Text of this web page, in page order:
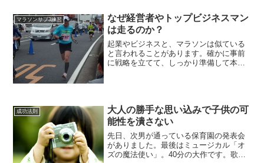
マラソンサブ3練習
なぜ経営者やトップビジネスマン
は走るのか？
起業やビジネスと、マラソンは似ている
と言われることがあります。確かに事前
に戦略を立てて、しっかり準備して本番
成功法則
大人の勝手な思い込みで子供の可
能性を潰さない
先日、次男が通っている保育園の発表会
がありました。最後はミュージカル「オ
ズの魔法使い」。40分の大作です。歌っ